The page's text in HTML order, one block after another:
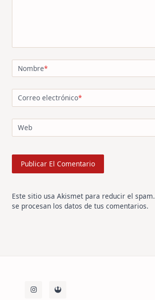
Nombre*
Correo electrónico*
Web
Este sitio usa Akismet para reducir el spam.
se procesan los datos de tus comentarios.